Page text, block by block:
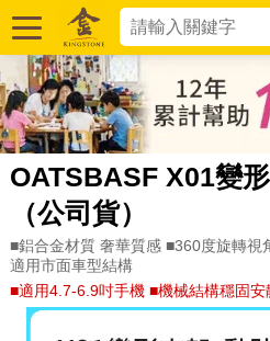
OATSBASF X01變
（公司貨）
■鋁合金材質 奢華質感 ■360度旋轉視
適用市面車型結構
■適用4.7-6.9吋手機 ■機械結構穩固